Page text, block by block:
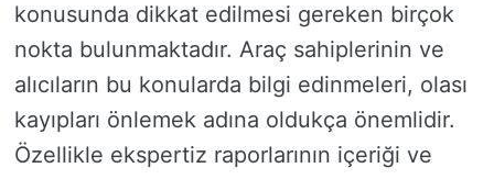
konusunda dikkat edilmesi gereken birçok
nokta bulunmaktadır. Araç sahiplerinin ve
alıcıların bu konularda bilgi edinmeleri, olası
kayıpları önlemek adına oldukça önemlidir.
Özellikle ekspertiz raporlarının içeriği ve